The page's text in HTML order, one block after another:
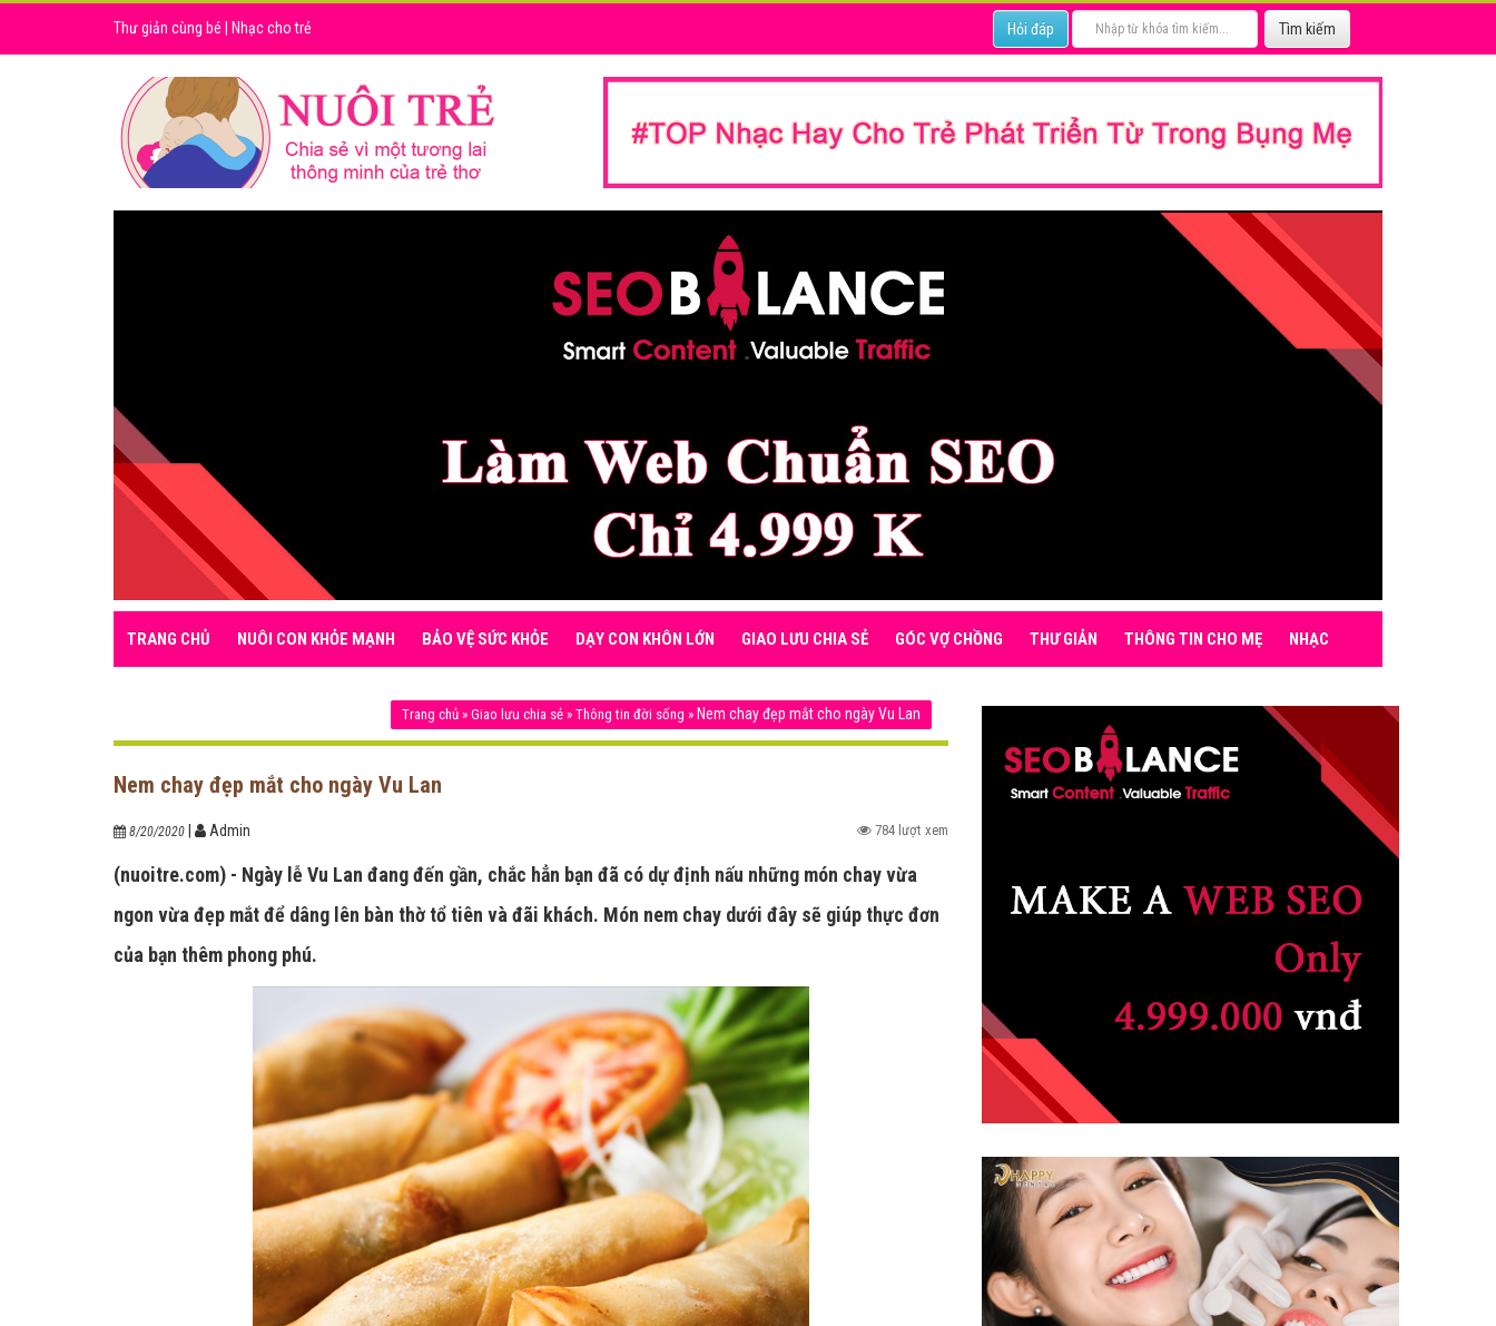
Thư giản cùng bé Nhạc cho trẻ Hỏi đáp
TRANG CHỦ NUÔI CON KHỎE MẠNH BẢO VỆ SỨC KHỎE DẠY CON KHÔN LỚN GIAO LƯU CHIA SẺ GÓC VỢ CHỒNG THƯ GIẢN THÔNG TIN CHO MẸ NHẠC
Trang chủ » Giao lưu chia sẻ » Thông tin đời sống » Nem chay đẹp mắt cho ngày Vu Lan
Nem chay đẹp mắt cho ngày Vu Lan
8/20/2020 Admin 784 lượt xem
(nuoitre.com) - Ngày lễ Vu Lan đang đến gần, chắc hẳn bạn đã có dự định nấu những món chay vừa
ngon vừa đẹp mắt để dâng lên bàn thờ tổ tiên và đãi khách. Món nem chay dưới đây sẽ giúp thực đơn
của bạn thêm phong phú.